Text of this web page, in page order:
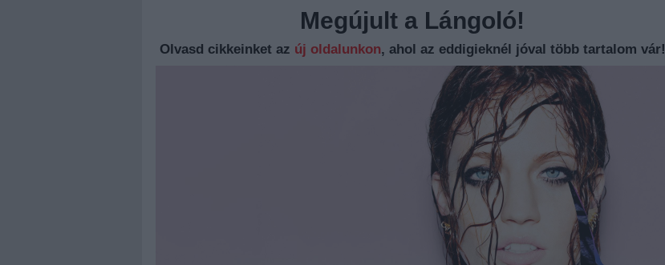
Megújult a Lángoló!
Olvasd cikkeinket az új oldalunkon, ahol az eddigieknél jóval több tartalom vár!